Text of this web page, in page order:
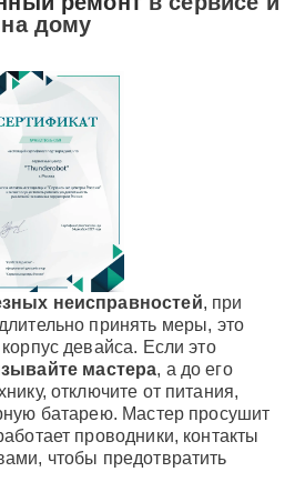
на дому
неисправностей, при
принять меры, это
девайса. Если это
мастера, а до его
отключите от питания,
батарею. Мастер просушит
проводники, контакты
чтобы предотвратить